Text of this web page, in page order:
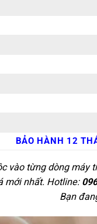
BẢO HÀNH 12
vào từng dòng máy
mới nhất. Hotline:
Bạn